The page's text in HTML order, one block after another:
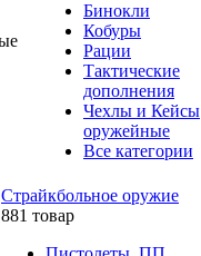
Бинокли
Кобуры
Рации
Тактические
дополнения
Чехлы и Кейсы
оружейные
Все категории
Страйкбольное оружие
881 товар